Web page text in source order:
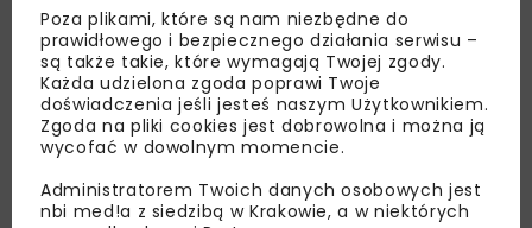
umowy na dofinansowanie rozwoju inteligentnych
sieci elektroenergetycznych z programu Fundusze
Europejskie dla Polski Wschodniej 2021-2027.
Całkowita wartość tych inwestycji to ponad 221,5 mln
zł, z czego ponad 134 mln zł to Fundusze Unijne.
Wsparcie zostanie przeznaczone na rozbudowę
i modernizację infrastruktury elektroenergetycznej
PGE Dystrybucja na terenie oddziałów: Białystok,
Poza plikami, które są nam niezbędne do
prawidłowego i bezpiecznego działania serwisu –
są także takie, które wymagają Twojej zgody.
Każda udzielona zgoda poprawi Twoje
doświadczenia jeśli jesteś naszym Użytkownikiem.
Zgoda na pliki cookies jest dobrowolna i można ją
wycofać w dowolnym momencie.
Administratorem Twoich danych osobowych jest
nbi med!a z siedzibą w Krakowie, a w niektórych